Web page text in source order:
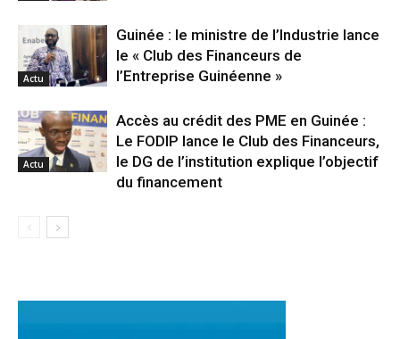
Actu
Guinée : le ministre de l’Industrie lance
le « Club des Financeurs de
l’Entreprise Guinéenne »
Actu
Accès au crédit des PME en Guinée :
Le FODIP lance le Club des Financeurs,
le DG de l’institution explique l’objectif
du financement